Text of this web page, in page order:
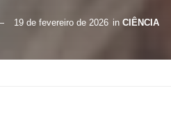
19 de fevereiro de 2026 in CIÊNCIA